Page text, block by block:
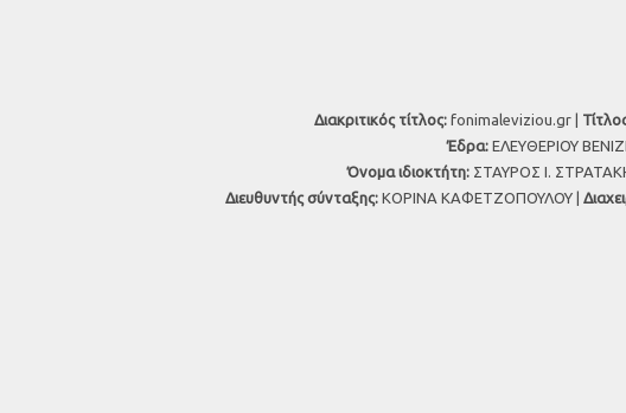
Διακριτικός τίτλος: fonimaleviziou.gr |
Έδρα: ΕΛΕΥΘΕΡΙΟΥ
Όνομα ιδιοκτήτη: ΣΤΑΥΡΟΣ Ι.
Διευθυντής σύνταξης: ΚΟΡΙΝΑ ΚΑΦΕΤΖΟΠΟΥΛΟΥ |